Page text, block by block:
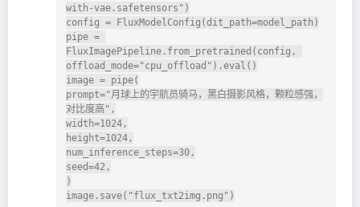
with-vae.safetensors")
config = FluxModelConfig(dit_path=model_path)
pipe =
FluxImagePipeline.from_pretrained(config,
offload_mode="cpu_offload").eval()
image = pipe(
prompt="月球上的宇航员骑马，黑白摄影风格，颗粒感强，
对比度高",
width=1024,
height=1024,
num_inference_steps=30,
seed=42,
)